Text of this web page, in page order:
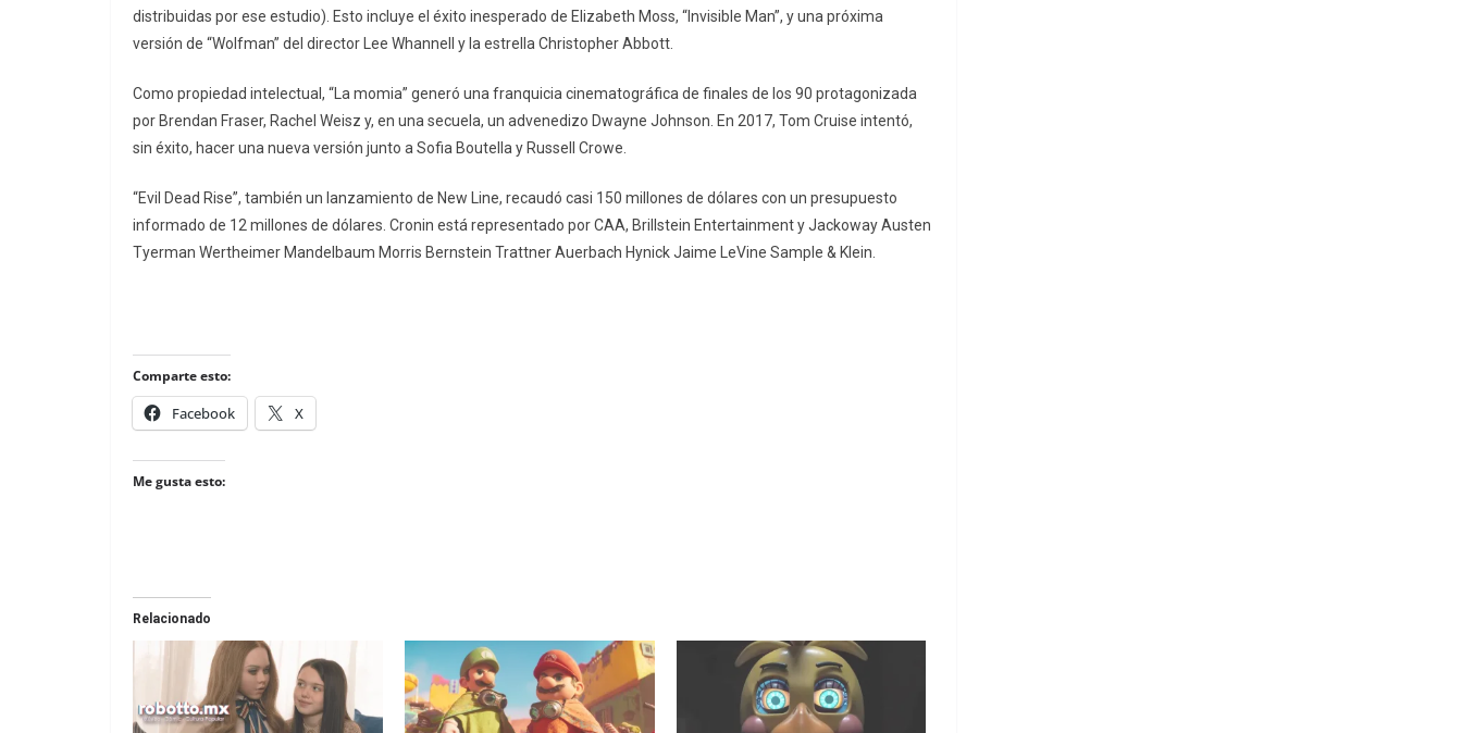
distribuidas por ese estudio). Esto incluye el éxito inesperado de Elizabeth Moss, “Invisible Man”, y una próxima
versión de “Wolfman” del director Lee Whannell y la estrella Christopher Abbott.
Como propiedad intelectual, “La momia” generó una franquicia cinematográfica de finales de los 90 protagonizada
por Brendan Fraser, Rachel Weisz y, en una secuela, un advenedizo Dwayne Johnson. En 2017, Tom Cruise intentó,
sin éxito, hacer una nueva versión junto a Sofia Boutella y Russell Crowe.
“Evil Dead Rise”, también un lanzamiento de New Line, recaudó casi 150 millones de dólares con un presupuesto
informado de 12 millones de dólares. Cronin está representado por CAA, Brillstein Entertainment y Jackoway Austen
Tyerman Wertheimer Mandelbaum Morris Bernstein Trattner Auerbach Hynick Jaime LeVine Sample & Klein.
Comparte esto:
Facebook X
Me gusta esto:
Relacionado